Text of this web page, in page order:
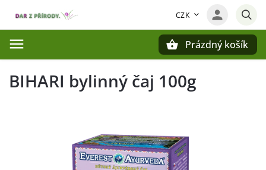
CZK
Prázdný košík
BIHARI bylinný čaj 100g